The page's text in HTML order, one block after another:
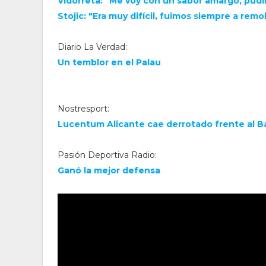
Stojic: "Era muy difícil, fuimos siempre a
Diario La Verdad:
Un temblor en el Palau
Nostresport:
Lucentum Alicante cae derrotado frente al
Pasión Deportiva Radio:
Ganó la mejor defensa